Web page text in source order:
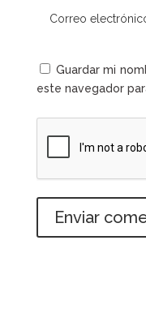
Guardar mi
este navegador